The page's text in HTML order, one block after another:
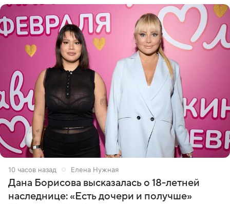
10 часов назад Елена Нужная
Дана Борисова высказалась о 18-летней
наследнице: «Есть дочери и получше»